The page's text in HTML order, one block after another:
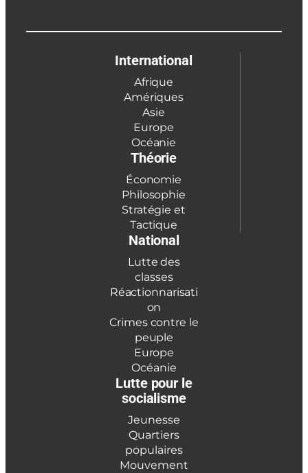
International
Afrique
Amériques
Asie
Europe
Océanie
Théorie
Économie
Philosophie
Stratégie et
Tactique
National
Lutte des
classes
Réactionnarisati
on
Crimes contre le
peuple
Europe
Océanie
Lutte pour le
socialisme
Jeunesse
Quartiers
populaires
Mouvement